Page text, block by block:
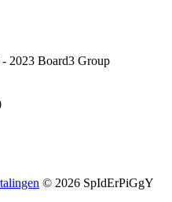
2023 Board3 Group
© 2026 SpIdErPiGgY